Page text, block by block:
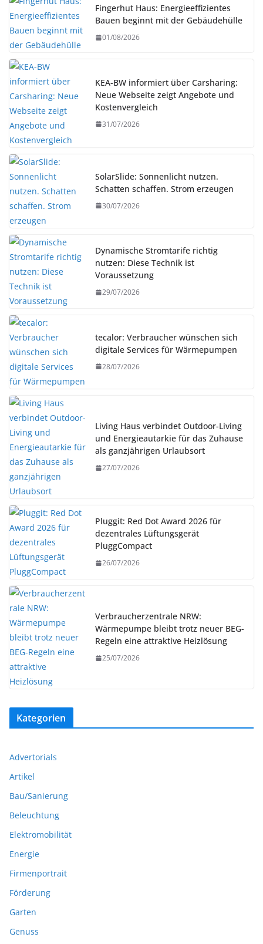
Fingerhut Haus: Energieeffizientes
Bauen beginnt mit der Gebäudehülle
01/08/2026
KEA-BW informiert über Carsharing:
Neue Webseite zeigt Angebote und
Kostenvergleich
31/07/2026
SolarSlide: Sonnenlicht nutzen.
Schatten schaffen. Strom erzeugen
30/07/2026
Dynamische Stromtarife richtig
nutzen: Diese Technik ist
Voraussetzung
29/07/2026
tecalor: Verbraucher wünschen sich
digitale Services für Wärmepumpen
28/07/2026
Living Haus verbindet Outdoor-Living
und Energieautarkie für das Zuhause
als ganzjährigen Urlaubsort
27/07/2026
Pluggit: Red Dot Award 2026 für
dezentrales Lüftungsgerät
PluggCompact
26/07/2026
Verbraucherzentrale NRW:
Wärmepumpe bleibt trotz neuer BEG-
Regeln eine attraktive Heizlösung
25/07/2026
Kategorien
Advertorials
Artikel
Bau/Sanierung
Beleuchtung
Elektromobilität
Energie
Firmenportrait
Förderung
Garten
Genuss